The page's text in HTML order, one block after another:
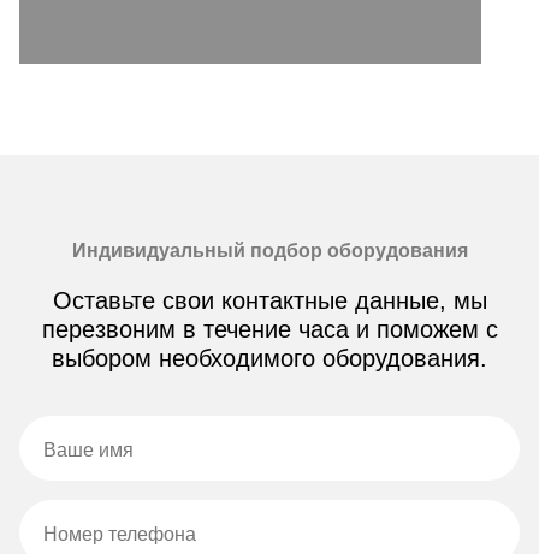
Индивидуальный подбор оборудования
Оставьте свои контактные данные, мы
перезвоним в течение часа и поможем с
выбором необходимого оборудования.